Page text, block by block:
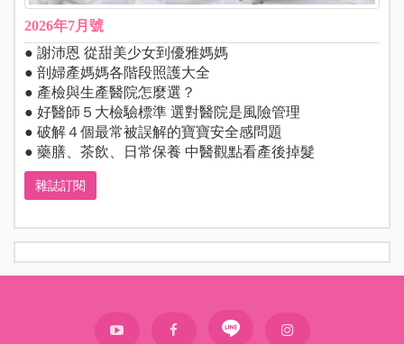
2026年7月號
● 謝沛恩 從甜美少女到優雅媽媽
● 剖婦產媽媽各階段照護大全
● 產檢與生產醫院怎麼選？
● 好醫師５大檢驗標準 選對醫院是風險管理
● 破解４個最常被誤解的寶寶安全感問題
● 藥膳、茶飲、日常保養 中醫觀點看產後掉髮
雜誌訂閱